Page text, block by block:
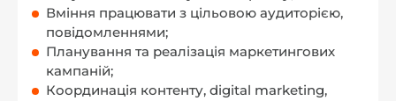
Вміння працювати з цільовою аудиторією,
повідомленнями;
Планування та реалізація маркетингових
кампаній;
Координація контенту, digital marketing,